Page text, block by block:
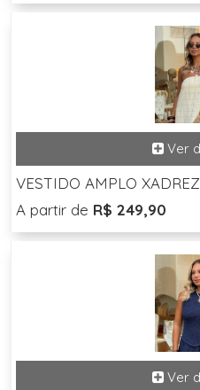
VESTIDO AMPLO XADREZ
A partir de R$ 249,90